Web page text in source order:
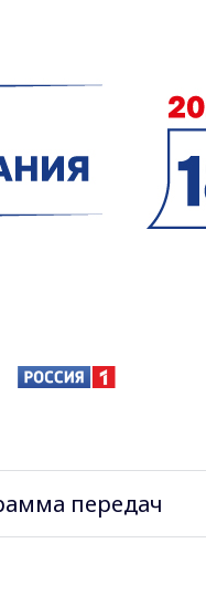
передач